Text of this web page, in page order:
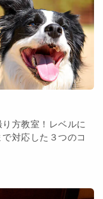
方教室！レベルに
対応した３つのコ